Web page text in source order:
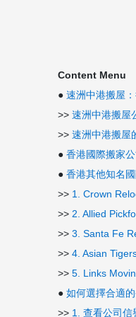
Content Menu
● 速洲中港搬屋
>> 速洲中港搬屋
>> 速洲中港搬屋
● 香港國際搬家
● 香港其他知名
>> 1. Crown
>> 2. Allied
>> 3. Santa Fe
>> 4. Asian
>> 5. Links
● 如何選擇合適
>> 1. 查看公司信